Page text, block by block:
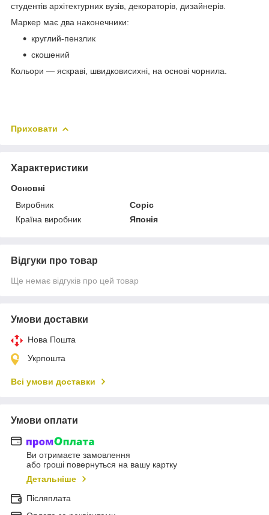
студентів архітектурних вузів, декораторів, дизайнерів.
Маркер має два наконечники:
круглий-пензлик
скошений
Кольори — яскраві, швидковисихні, на основі чорнила.
Приховати
Характеристики
Основні
Виробник
Copic
Країна виробник
Японія
Відгуки про товар
Ще немає відгуків про цей товар
Умови доставки
Нова Пошта
Укрпошта
Всі умови доставки
Умови оплати
Ви отримаєте замовлення
або гроші повернуться на вашу картку
Детальніше
Післяплата